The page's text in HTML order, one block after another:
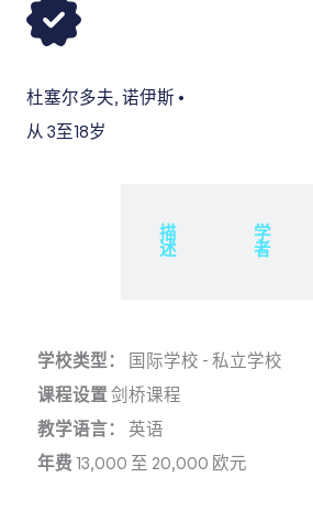
杜塞尔多夫, 诺伊斯 •
从 3 至18岁
描
述
学
者
学校类型： 国际学校 - 私立学校
课程设置 剑桥课程
教学语言： 英语
年费 13,000 至 20,000 欧元